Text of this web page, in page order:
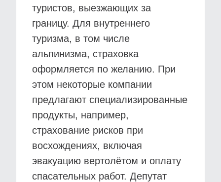
туристов, выезжающих за
границу. Для внутреннего
туризма, в том числе
альпинизма, страховка
оформляется по желанию. При
этом некоторые компании
предлагают специализированные
продукты, например,
страхование рисков при
восхождениях, включая
эвакуацию вертолётом и оплату
спасательных работ. Депутат